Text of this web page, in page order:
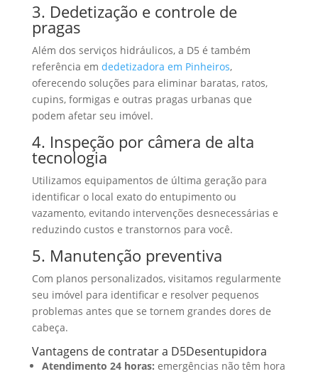
3. Dedetização e controle de
pragas
Além dos serviços hidráulicos, a D5 é também
referência em dedetizadora em Pinheiros,
oferecendo soluções para eliminar baratas, ratos,
cupins, formigas e outras pragas urbanas que
podem afetar seu imóvel.
4. Inspeção por câmera de alta
tecnologia
Utilizamos equipamentos de última geração para
identificar o local exato do entupimento ou
vazamento, evitando intervenções desnecessárias e
reduzindo custos e transtornos para você.
5. Manutenção preventiva
Com planos personalizados, visitamos regularmente
seu imóvel para identificar e resolver pequenos
problemas antes que se tornem grandes dores de
cabeça.
Vantagens de contratar a D5Desentupidora
Atendimento 24 horas: emergências não têm hora